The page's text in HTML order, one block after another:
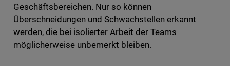
Geschäftsbereichen. Nur so können
Überschneidungen und Schwachstellen erkannt
werden, die bei isolierter Arbeit der Teams
möglicherweise unbemerkt bleiben.